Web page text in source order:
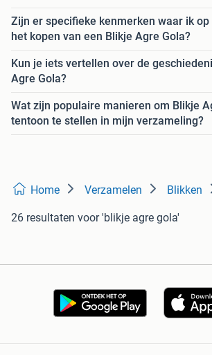
Zijn er specifieke kenmerken waar ik
het kopen van een Blikje Agre Gola?
Kun je iets vertellen over de
Agre Gola?
Wat zijn populaire manieren om Blikje
tentoon te stellen in mijn verzameling?
Home Verzamelen Blikken
26 resultaten voor 'blikje agre gola'